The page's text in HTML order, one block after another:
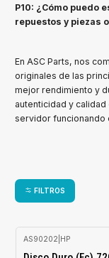
P10: ¿Cómo puedo
repuestos y piezas
En ASC Parts, nos
originales de las
mejor rendimiento y
autenticidad y
servidor funcionando
FILTROS
AS90202 HP